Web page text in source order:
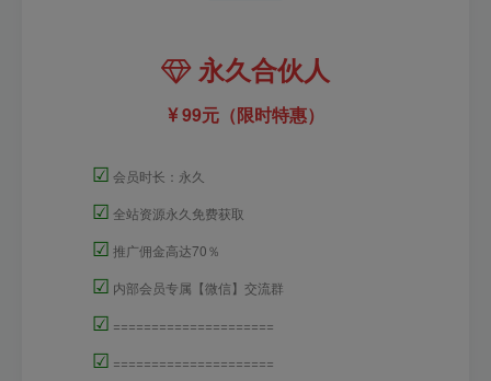
永久合伙人
99元（限时特惠）
☑ 会员时长：永久
☑ 全站资源永久免费获取
☑ 推广佣金高达70％
☑ 内部会员专属【微信】交流群
☑ =====================
☑ =====================